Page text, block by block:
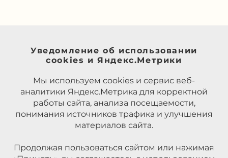
Уведомление об использовании
cookies и Яндекс.Метрики
Мы используем cookies и сервис веб-
аналитики Яндекс.Метрика для корректной
работы сайта, анализа посещаемости,
понимания источников трафика и улучшения
материалов сайта.
Продолжая пользоваться сайтом или нажимая